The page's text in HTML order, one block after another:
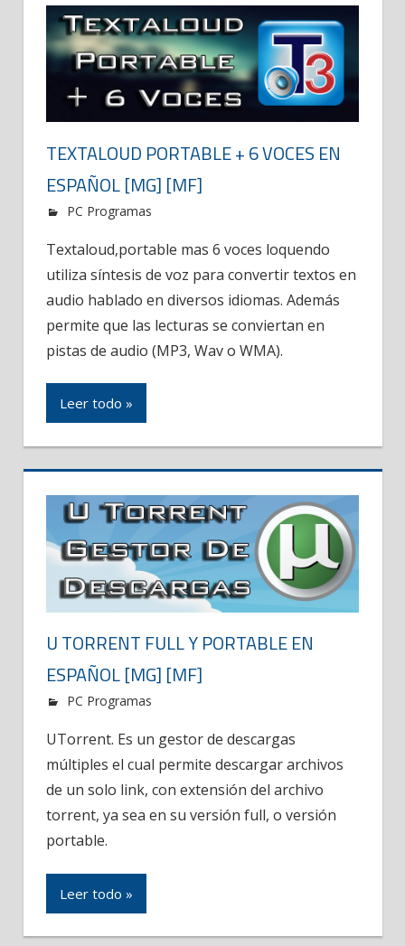
TEXTALOUD PORTABLE + 6 VOCES EN
ESPAÑOL [MG] [MF]
PC Programas
Textaloud,portable mas 6 voces loquendo
utiliza síntesis de voz para convertir textos en
audio hablado en diversos idiomas. Además
permite que las lecturas se conviertan en
pistas de audio (MP3, Wav o WMA).
Leer todo »
U TORRENT FULL Y PORTABLE EN
ESPAÑOL [MG] [MF]
PC Programas
UTorrent. Es un gestor de descargas
múltiples el cual permite descargar archivos
de un solo link, con extensión del archivo
torrent, ya sea en su versión full, o versión
portable.
Leer todo »